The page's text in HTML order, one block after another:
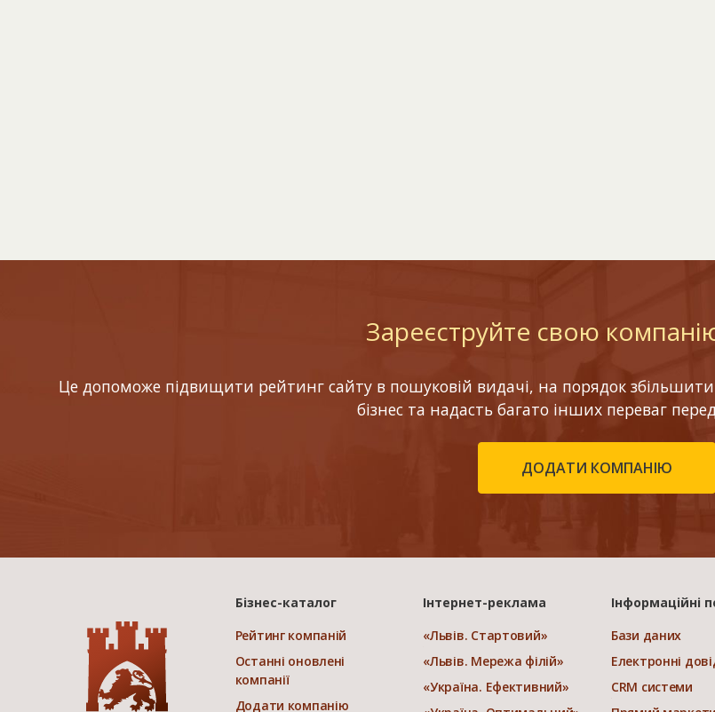
Зареєструйте свою
Це допоможе підвищити рейтинг сайту в пошуковій видачі, на порядок збільшити
бізнес та надасть багато інших переваг
ДОДАТИ КОМПАНІЮ
Бізнес-каталог
Рейтинг компаній
Останні оновлені
компанії
Додати компанію
Інтернет-реклама
«Львів. Стартовий»
«Львів. Мережа філій»
«Україна. Ефективний»
Інформаційні
Бази даних
Електронні
CRM системи